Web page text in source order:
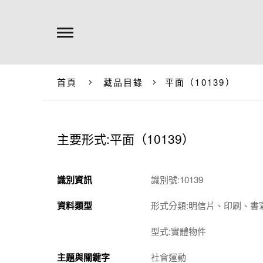
首頁 藏品目錄 平面（10139）
主要形式:平面（10139）
識別資訊 識別號:10139
資料類型 形式分類:明信片、印刷、書
型式:實體物件
主題與關鍵字 社會運動